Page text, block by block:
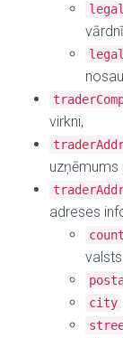
virkni,
adreses
city